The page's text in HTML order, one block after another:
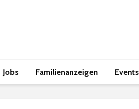
Jobs Familienanzeigen Events